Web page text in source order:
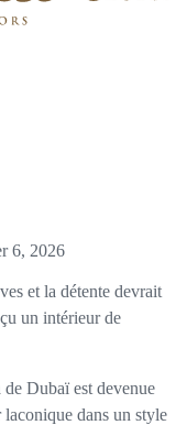
6, 2026
et la détente devrait
un intérieur de
Dubaï est devenue
dans un style